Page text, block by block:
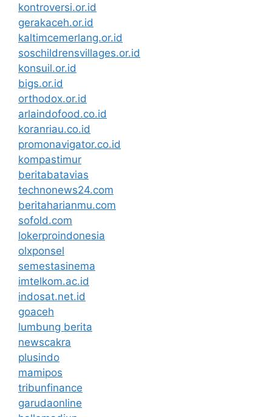
kontroversi.or.id
gerakaceh.or.id
kaltimcemerlang.or.id
soschildrensvillages.or.id
konsuil.or.id
bigs.or.id
orthodox.or.id
arlaindofood.co.id
koranriau.co.id
promonavigator.co.id
kompastimur
beritabatavias
technonews24.com
beritaharianmu.com
sofold.com
lokerproindonesia
olxponsel
semestasinema
imtelkom.ac.id
indosat.net.id
goaceh
lumbung berita
newscakra
plusindo
mamipos
tribunfinance
garudaonline